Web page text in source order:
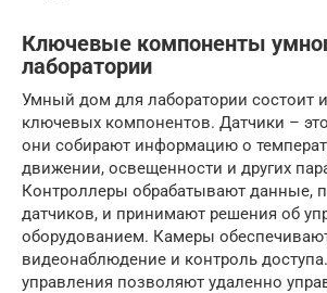
Ключевые компоненты
лаборатории
Умный дом для лаборатории состоит
ключевых компонентов. Датчики –
они собирают информацию о
движении, освещенности и других
Контроллеры обрабатывают данные,
датчиков, и принимают решения об
оборудованием. Камеры
видеонаблюдение и контроль
управления позволяют удаленно